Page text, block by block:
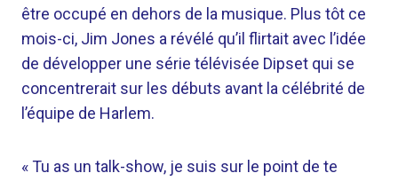
être occupé en dehors de la musique. Plus tôt ce
mois-ci, Jim Jones a révélé qu’il flirtait avec l’idée
de développer une série télévisée Dipset qui se
concentrerait sur les débuts avant la célébrité de
l’équipe de Harlem.
« Tu as un talk-show, je suis sur le point de te